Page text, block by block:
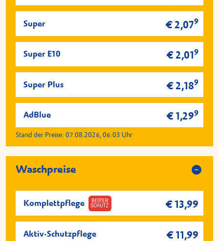
Super € 2,079
Super E10 € 2,019
Super Plus € 2,189
AdBlue € 1,299
Stand der Preise: 07.08.2026, 06:03 Uhr
Waschpreise
Komplettpflege BESTER
SCHUTZ € 13,99
Aktiv-Schutzpflege € 11,99